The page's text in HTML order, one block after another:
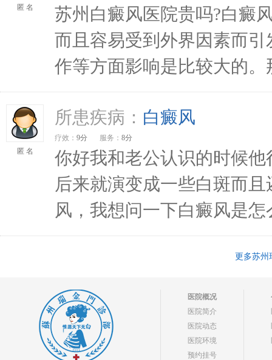
匿 名
苏州白癜风医院贵吗?白癜
而且容易受到外界因素而
作等方面影响是比较大的。
匿 名
所患疾病： 白癜风
疗效： 9分 服务： 8分
你好我和老公认识的时候
后来就演变成一些白斑而
风，我想问一下白癜风是怎
更多苏州
医院概况
医院简介
医院动态
医院环境
预约挂号